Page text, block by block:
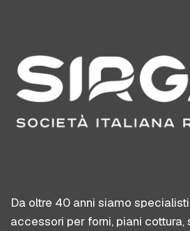
Da oltre 40 anni siamo
accessori per forni, piani cottura,